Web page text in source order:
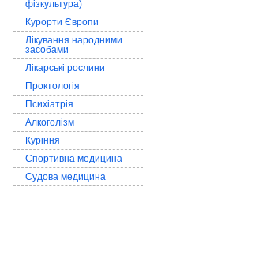
фізкультура)
Курорти Європи
Лікування народними
засобами
Лікарські рослини
Проктологія
Психіатрія
Алкоголізм
Куріння
Спортивна медицина
Судова медицина